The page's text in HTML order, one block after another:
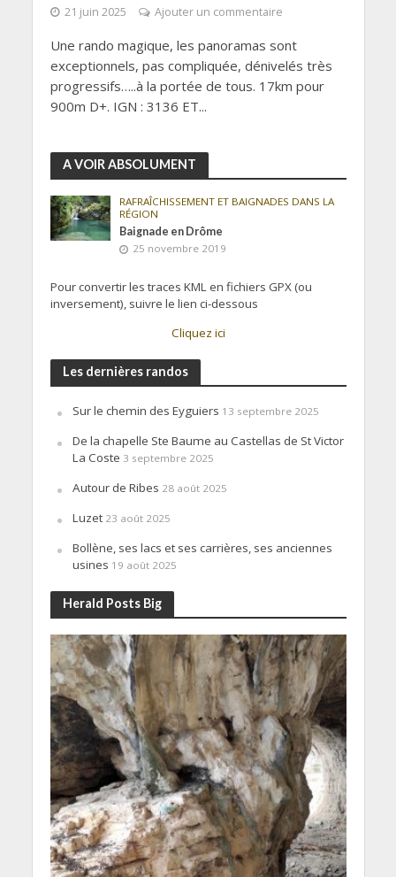
21 juin 2025 Ajouter un commentaire
Une rando magique, les panoramas sont
exceptionnels, pas compliquée, dénivelés très
progressifs…..à la portée de tous. 17km pour
900m D+. IGN : 3136 ET...
A VOIR ABSOLUMENT
RAFRAÎCHISSEMENT ET BAIGNADES DANS LA
RÉGION
Baignade en Drôme
25 novembre 2019
Pour convertir les traces KML en fichiers GPX (ou
inversement), suivre le lien ci-dessous
Cliquez ici
Les dernières randos
Sur le chemin des Eyguiers 13 septembre 2025
De la chapelle Ste Baume au Castellas de St Victor
La Coste 3 septembre 2025
Autour de Ribes 28 août 2025
Luzet 23 août 2025
Bollène, ses lacs et ses carrières, ses anciennes
usines 19 août 2025
Herald Posts Big